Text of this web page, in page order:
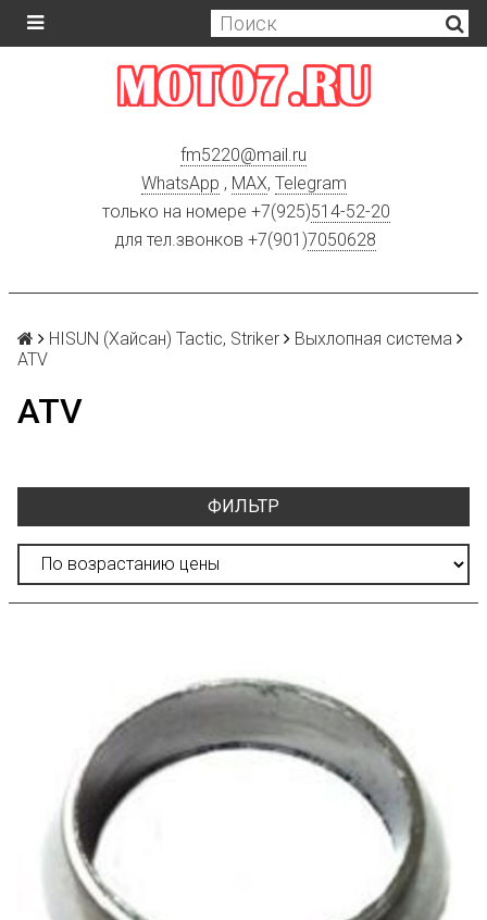
fm5220@mail.ru
WhatsApp , MAX, Telegram
только на номере +7(925)514-52-20
для тел.звонков +7(901)7050628
HISUN (Хайсан) Tactic, Striker
Выхлопная система
ATV
ATV
ФИЛЬТР